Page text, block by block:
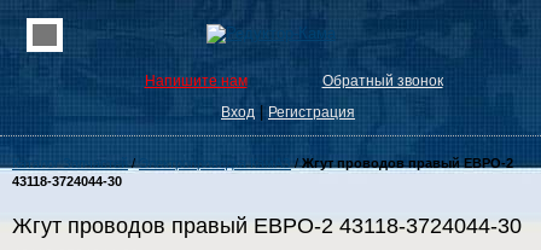
Напишите нам
Обратный звонок
Вход
Регистрация
Каталог Запчастей/Электропроводка КамАЗ/Жгут проводов правый ЕВРО-2
43118-3724044-30
Жгут проводов правый ЕВРО-2 43118-3724044-30